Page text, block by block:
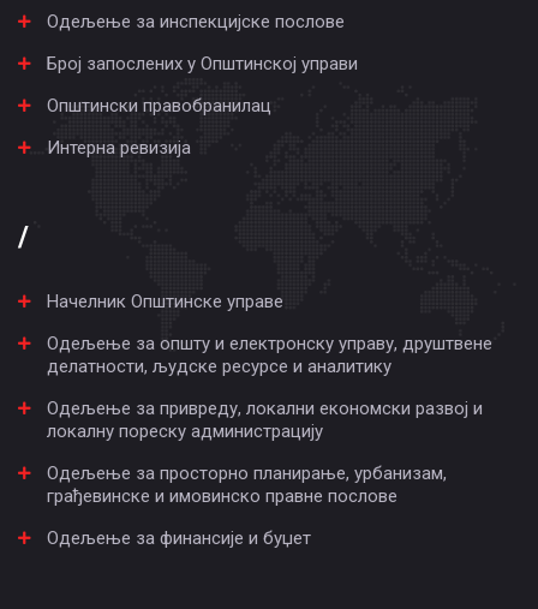
Одељење за инспекцијске послове
Број запослених у Општинској управи
Општински правобранилац
Интерна ревизија
/
Начелник Општинске управе
Одељење за општу и електронску управу, друштвене
делатности, људске ресурсе и аналитику
Одељење за привреду, локални економски развој и
локалну пореску администрацију
Одељење за просторно планирање, урбанизам,
грађевинске и имовинско правне послове
Одељење за финансије и буџет